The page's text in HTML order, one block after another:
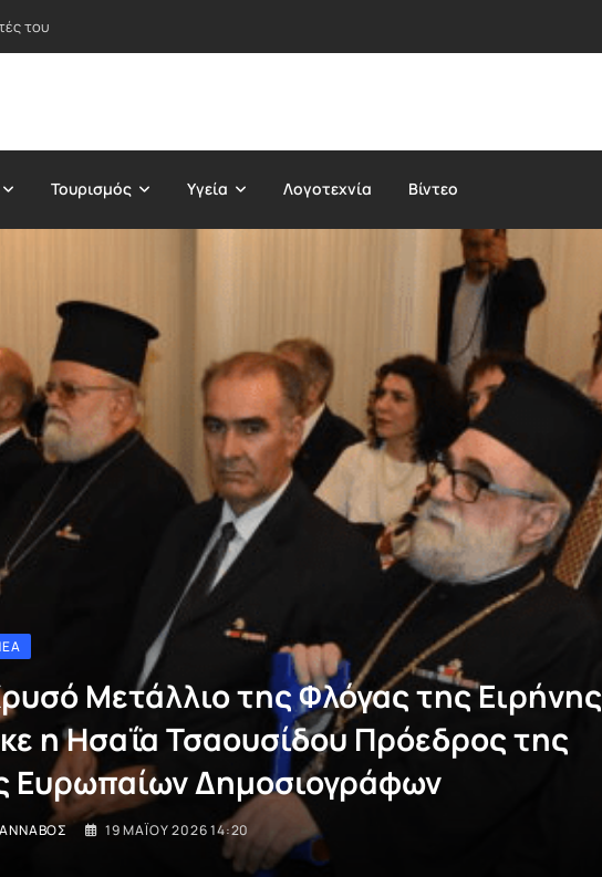
του
Τουρισμός Υγεία Λογοτεχνία Βίντεο
Μετάλλιο της Φλόγας της Ειρήνης
η Ησαΐα Τσαουσίδου Πρόεδρος της
Ευρωπαίων Δημοσιογράφων
19 ΜΑΪ́ΟΥ 2026 14:20